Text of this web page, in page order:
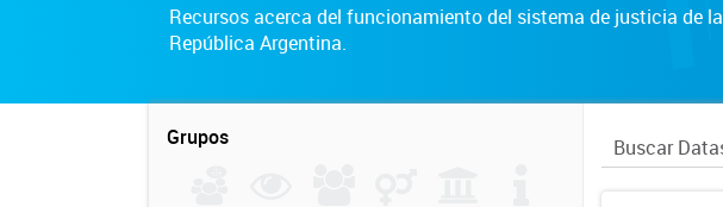
Recursos acerca del funcionamiento del sistema de justicia de la
República Argentina.
Grupos